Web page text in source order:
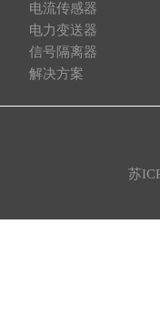
电流传感器
电力变送器
信号隔离器
解决方案
苏